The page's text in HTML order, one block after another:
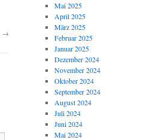
→
Mai 2025
April 2025
März 2025
Februar 2025
Januar 2025
Dezember 2024
November 2024
Oktober 2024
September 2024
August 2024
Juli 2024
Juni 2024
Mai 2024